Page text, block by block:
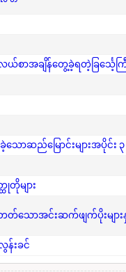
စာအချိန်တွေ့ခဲ့ရတဲ့ခြင်္သေ့ကြီ
ောဆည်မြောင်းများအပိုင်း
တိုများ
သောအင်းဆက်ဖျက်ပိုးများနှ
န်းခင်